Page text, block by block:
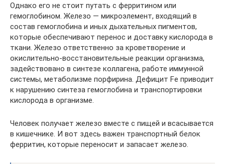
Однако его не стоит путать с ферритином или
гемоглобином. Железо — микроэлемент, входящий в
состав гемоглобина и иных дыхательных пигментов,
которые обеспечивают перенос и доставку кислорода в
ткани. Железо ответственно за кроветворение и
окислительно-восстановительные реакции организма,
задействовано в синтезе коллагена, работе иммунной
системы, метаболизме порфирина. Дефицит Fe приводит
к нарушению синтеза гемоглобина и транспортировки
кислорода в организме.
Человек получает железо вместе с пищей и всасывается
в кишечнике. И вот здесь важен транспортный белок
ферритин, которые переносит и запасает железо.